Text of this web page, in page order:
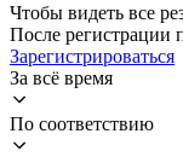
Чтобы видеть все
После регистрации
Зарегистрироваться
За всё время
По соответствию